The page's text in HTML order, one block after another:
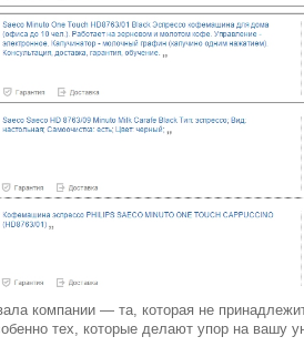
компании — та, которая не
тех, которые делают упор на вашу